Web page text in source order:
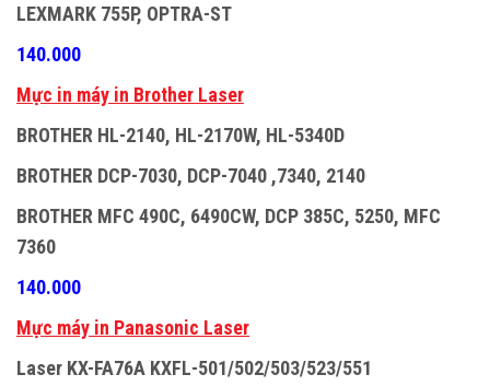
LEXMARK 755P, OPTRA-ST
140.000
Mực in máy in Brother Laser
BROTHER HL-2140, HL-2170W, HL-5340D
BROTHER DCP-7030, DCP-7040 ,7340, 2140
BROTHER MFC 490C, 6490CW, DCP 385C, 5250, MFC
7360
140.000
Mực máy in Panasonic Laser
Laser KX-FA76A KXFL-501/502/503/523/551